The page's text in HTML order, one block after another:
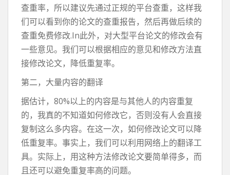
查重率，所以建议先通过正规的平台查重，这样我
们可以看到你的论文的查重报告，然后再做后续的
查重免费修改.In此外，对大型平台论文的修改会有
一些意见。我们可以根据相应的意见和修改方法直
接修改论文，降低重复率。
第二，大量内容的翻译
据估计，80%以上的内容是与其他人的内容重复
的，我真的不知道如何修改它，否则没有人会直接
复制这么多内容。在这一次，如何修改论文可以降
低重复率。事实上，我们可以利用网络上的翻译工
具。实际上，用这种方法修改论文要简单得多，而
且还可以避免重复率高的问题。